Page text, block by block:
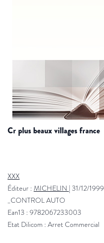
cr plus beaux villages france
XXX
Éditeur : MICHELIN | 31/12/1999
_CONTROL AUTO
Ean13 : 9782067233003
Etat Dilicom : Arret Commercial